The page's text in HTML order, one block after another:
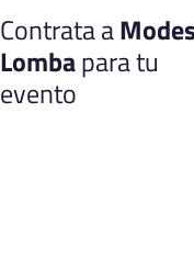
Contrata a
Lombapara tu
evento